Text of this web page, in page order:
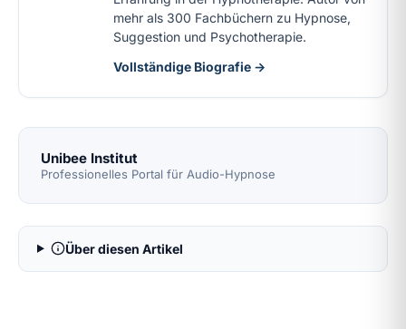
mehr als 300 Fachbüchern zu Hypnose,
Suggestion und Psychotherapie.
Vollständige Biografie →
Unibee Institut
Professionelles Portal für Audio-Hypnose
Über diesen Artikel